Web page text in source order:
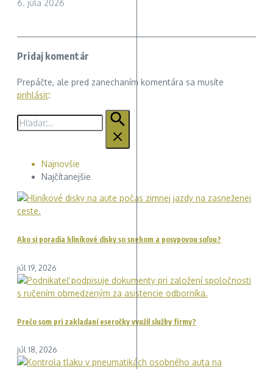
6. júla 2026
Pridaj komentár
Prepáčte, ale pred zanechaním komentára sa musíte
prihlásiť.
Hľadať:
Najnovšie
Najčítanejšie
Ako si poradia hliníkové disky so snehom a posypovou soľou?
júl 19, 2026
Prečo som pri zakladaní eseročky využil služby firmy?
júl 18, 2026